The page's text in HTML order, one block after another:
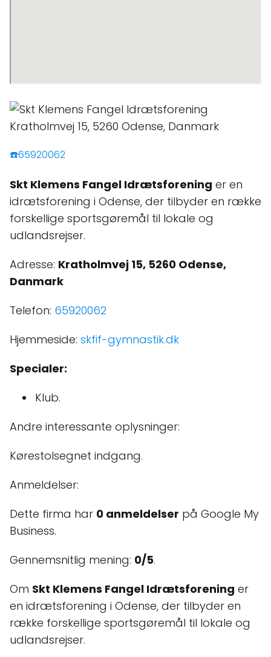
☎️65920062
Skt Klemens Fangel Idrætsforening er en
idrætsforening i Odense, der tilbyder en række
forskellige sportsgøremål til lokale og
udlandsrejser.
Adresse: Kratholmvej 15, 5260 Odense,
Danmark
Telefon: 65920062
Hjemmeside: skfif-gymnastik.dk
Specialer:
Klub.
Andre interessante oplysninger:
Kørestolsegnet indgang.
Anmeldelser:
Dette firma har 0 anmeldelser på Google My
Business.
Gennemsnitlig mening: 0/5.
Om Skt Klemens Fangel Idrætsforening er
en idrætsforening i Odense, der tilbyder en
række forskellige sportsgøremål til lokale og
udlandsrejser.